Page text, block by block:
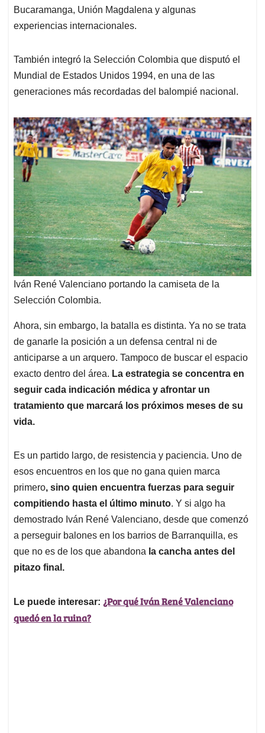
Bucaramanga, Unión Magdalena y algunas
experiencias internacionales.
También integró la Selección Colombia que disputó el
Mundial de Estados Unidos 1994, en una de las
generaciones más recordadas del balompié nacional.
Iván René Valenciano portando la camiseta de la
Selección Colombia.
Ahora, sin embargo, la batalla es distinta. Ya no se trata
de ganarle la posición a un defensa central ni de
anticiparse a un arquero. Tampoco de buscar el espacio
exacto dentro del área. La estrategia se concentra en
seguir cada indicación médica y afrontar un
tratamiento que marcará los próximos meses de su
vida.
Es un partido largo, de resistencia y paciencia. Uno de
esos encuentros en los que no gana quien marca
primero, sino quien encuentra fuerzas para seguir
compitiendo hasta el último minuto. Y si algo ha
demostrado Iván René Valenciano, desde que comenzó
a perseguir balones en los barrios de Barranquilla, es
que no es de los que abandona la cancha antes del
pitazo final.
Le puede interesar: ¿Por qué Iván René Valenciano
quedó en la ruina?